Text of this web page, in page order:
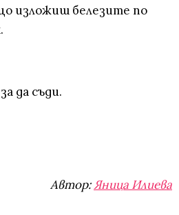
изложиш белезите по
да съди.
Автор:Яница Илиева